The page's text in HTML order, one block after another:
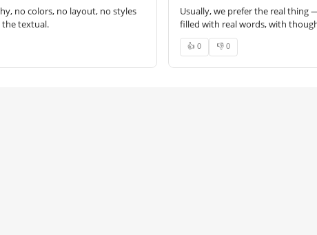
no colors, no layout, no styles
textual.
Usually, we prefer the real thing
filled with real words, with
👍 0 👎 0